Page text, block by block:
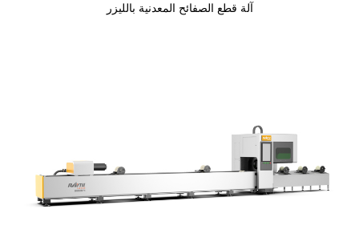
آلة قطع الصفائح المعدنية بالليزر